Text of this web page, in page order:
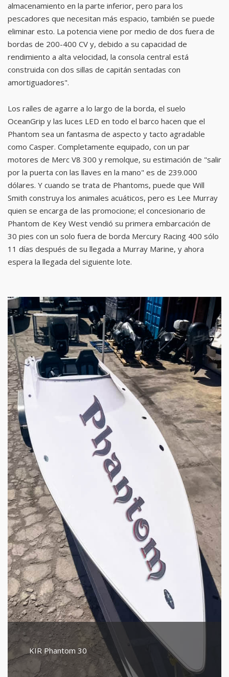
almacenamiento en la parte inferior, pero para los
pescadores que necesitan más espacio, también se puede
eliminar esto. La potencia viene por medio de dos fuera de
bordas de 200-400 CV y, debido a su capacidad de
rendimiento a alta velocidad, la consola central está
construida con dos sillas de capitán sentadas con
amortiguadores".
Los raíles de agarre a lo largo de la borda, el suelo
OceanGrip y las luces LED en todo el barco hacen que el
Phantom sea un fantasma de aspecto y tacto agradable
como Casper. Completamente equipado, con un par
motores de Merc V8 300 y remolque, su estimación de "salir
por la puerta con las llaves en la mano" es de 239.000
dólares. Y cuando se trata de Phantoms, puede que Will
Smith construya los animales acuáticos, pero es Lee Murray
quien se encarga de las promocione; el concesionario de
Phantom de Key West vendió su primera embarcación de
30 pies con un solo fuera de borda Mercury Racing 400 sólo
11 días después de su llegada a Murray Marine, y ahora
espera la llegada del siguiente lote.
KIR Phantom 30